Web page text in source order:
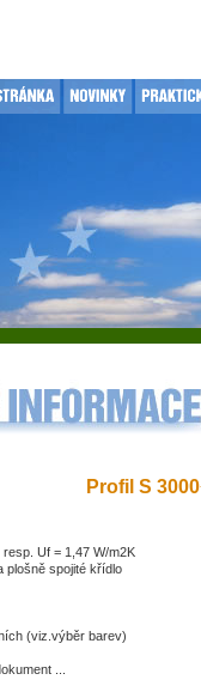
Profil S 3000
Uf = 1,47 W/m2K
plošně spojité křídlo
(viz.výběr barev)
...